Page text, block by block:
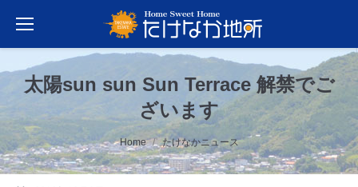
太陽sun sun Sun Terrace 解禁でご
ざいます
You are here: Home たけなかニュース